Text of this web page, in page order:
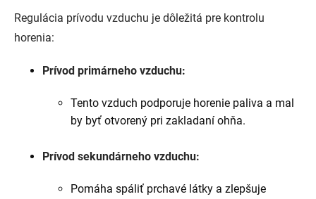
Regulácia prívodu vzduchu je dôležitá pre kontrolu
horenia:
Prívod primárneho vzduchu:
Tento vzduch podporuje horenie paliva a mal
by byť otvorený pri zakladaní ohňa.
Prívod sekundárneho vzduchu:
Pomáha spáliť prchavé látky a zlepšuje